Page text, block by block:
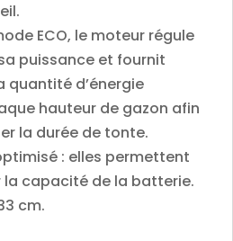
ECO, le moteur régule
puissance et fournit
quantité d’énergie
hauteur de gazon afin
la durée de tonte.
: elles permettent
la capacité de la batterie.
cm.